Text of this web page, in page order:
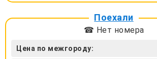
Поехали
☎ Нет номера
Цена по межгороду: